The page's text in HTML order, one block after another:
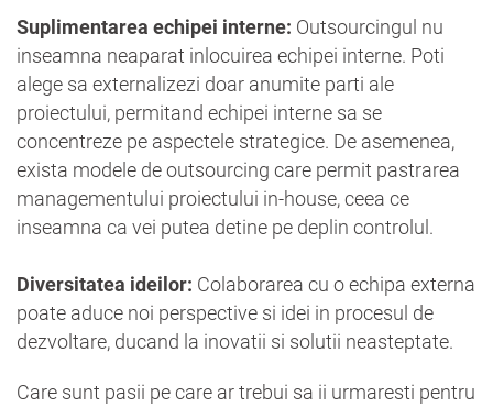
Suplimentarea echipei interne: Outsourcingul nu
inseamna neaparat inlocuirea echipei interne. Poti
alege sa externalizezi doar anumite parti ale
proiectului, permitand echipei interne sa se
concentreze pe aspectele strategice. De asemenea,
exista modele de outsourcing care permit pastrarea
managementului proiectului in-house, ceea ce
inseamna ca vei putea detine pe deplin controlul.
Diversitatea ideilor: Colaborarea cu o echipa externa
poate aduce noi perspective si idei in procesul de
dezvoltare, ducand la inovatii si solutii neasteptate.
Care sunt pasii pe care ar trebui sa ii urmaresti pentru